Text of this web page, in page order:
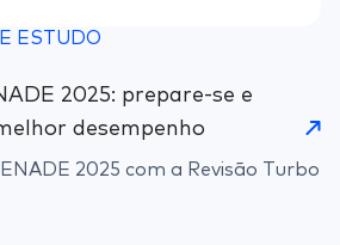
ESTUDO
2025: prepare-se e
desempenho
2025 com a Revisão Turbo